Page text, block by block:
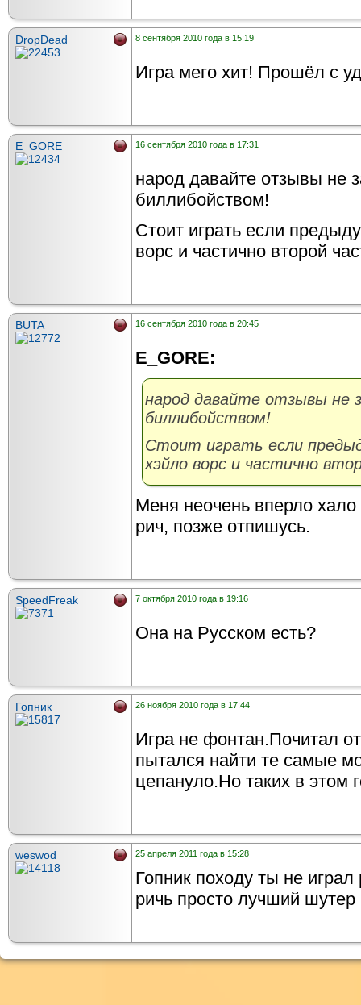
DropDead 8 сентября 2010 года в 15:19
Игра мего хит! Прошёл с
E_GORE 16 сентября 2010 года в 17:31
народ давайте отзывы не
биллибойством!
Стоит играть если
ворс и частично второй
BUTA 16 сентября 2010 года в 20:45
E_GORE:
народ давайте отзывы не
биллибойством!
Стоит играть если
хэйло ворс и частично
Меня неочень вперло
рич, позже отпишусь.
SpeedFreak 7 октября 2010 года в 19:16
Она на Русском есть?
Гопник 26 ноября 2010 года в 17:44
Игра не фонтан.Почитал
пытался найти те самые
цепануло.Но таких в этом
weswod 25 апреля 2011 года в 15:28
Гопник походу ты не играл
ричь просто лучший шутер